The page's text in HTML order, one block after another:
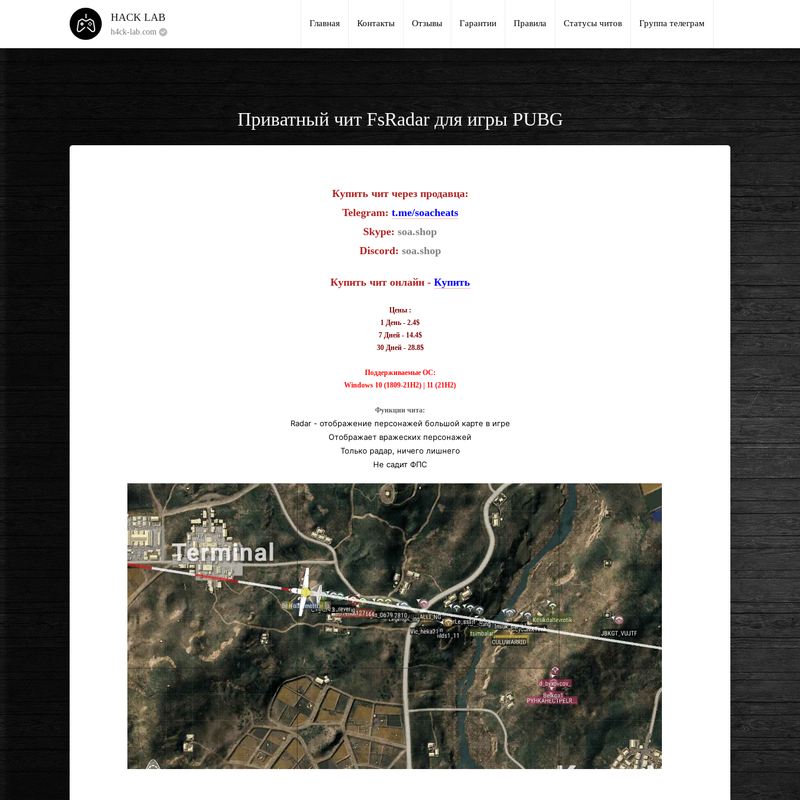
HACK LAB
h4ck-lab.com
Главная Контакты Отзывы Гарантии Правила Статусы читов Группа телеграм
Приватный чит FsRadar для игры PUBG
Купить чит через продавца:
Telegram: t.me/soacheats
Skype: soa.shop
Discord: soa.shop
Купить чит онлайн - Купить
Цены :
1 День - 2.4$
7 Дней - 14.4$
30 Дней - 28.8$
Поддерживаемые ОС:
Windows 10 (1809-21H2) | 11 (21H2)
Функции чита:
Radar - отображение персонажей большой карте в игре
Отображает вражеских персонажей
Только радар, ничего лишнего
Не садит ФПС